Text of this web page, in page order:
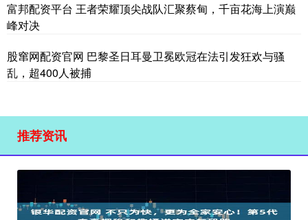
富邦配资平台 王者荣耀顶尖战队汇聚蔡甸，千亩花海上演巅
峰对决
股窜网配资官网 巴黎圣日耳曼卫冕欧冠在法引发狂欢与骚
乱，超400人被捕
推荐资讯